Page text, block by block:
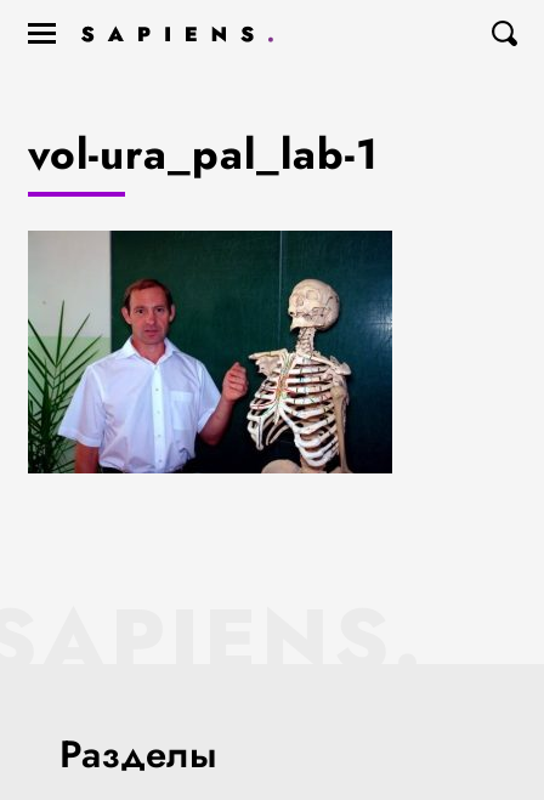
vol-ura_pal_lab-1
Разделы